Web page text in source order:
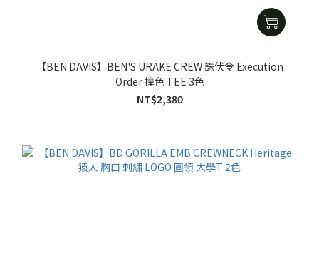
【BEN DAVIS】BEN'S URAKE CREW 誅伏令 Execution
Order 撞色 TEE 3色
NT$2,380